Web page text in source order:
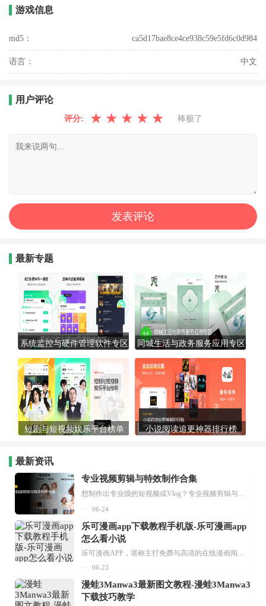
游戏信息
md5： ca5d17bae8ce4ce938c59e5fd6c0d984
语言： 中文
用户评论
评分: ★ ★ ★ ★ ★ 棒极了
最新专题
系统监控与硬件管理软件专区 同城生活与政务服务应用专区
短剧与短视频娱乐平台榜单 小说阅读追更神器排行榜
最新资讯
专业视频剪辑与特效制作合集
想制作出专业级的短视频或Vlog？专业视频剪辑与特效制作大全专题为你提供了从剪辑、抠像到特效包装的全套解决方案。无论是添加炫酷的片头、进行精准的视频抠图，还是制...
06-24
乐可漫画app下载教程手机版-乐可漫画app
怎么看小说
乐可漫画APP，堪称主打免费与高清的在线漫画阅读神器。其官方版提供海量完整版漫画资源，无论是国内漫画，还是日漫、韩漫、台漫、美漫等国外漫画，应有尽有，随时供你阅读。只需轻点一下，便能直接进入阅读界面。不仅如此，乐可漫画最新版本更新速度极快，在这里，你总能抢先看到全网一手漫画章节内容！...
06-23
漫蛙3Manwa3最新图文教程-漫蛙3Manwa3
下载技巧教学